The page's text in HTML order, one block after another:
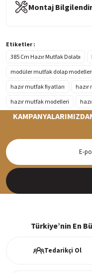
Montaj
Etiketler :
385 Cm Hazır Mutfak Dolabı
modüler mutfak dolap modelleri
hazır mutfak fiyatları
hazır
hazır mutfak modelleri
Siparişleriniz en kısa sürede
Türkiye’nin En
Tedarikçi Ol